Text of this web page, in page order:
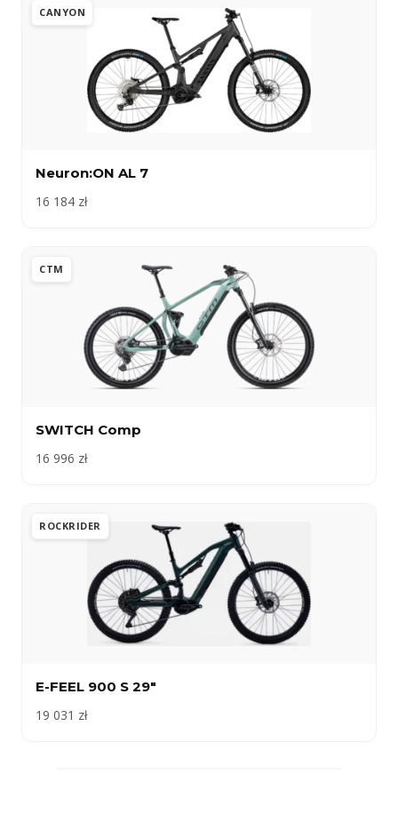
CANYON
Neuron:ON AL 7
16 184 zł
CTM
SWITCH Comp
16 996 zł
ROCKRIDER
E-FEEL 900 S 29″
19 031 zł